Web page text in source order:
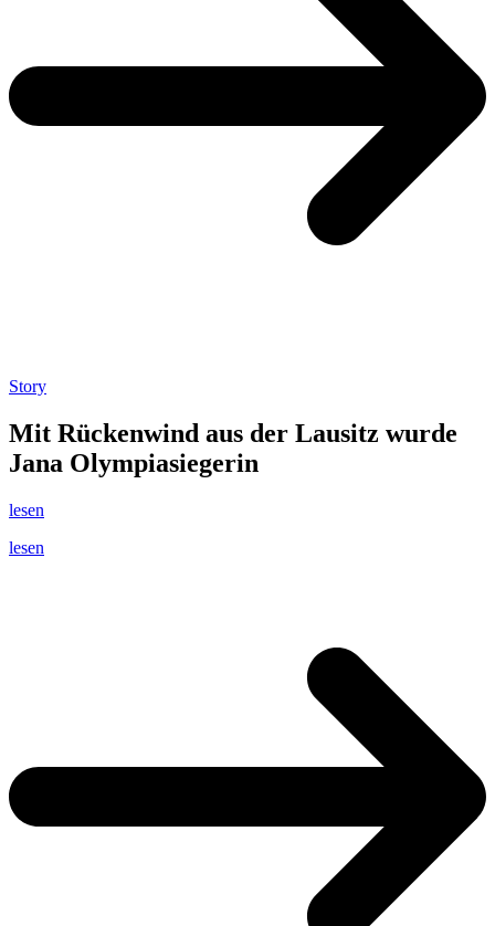
Story
Mit Rückenwind aus der Lausitz wurde
Jana Olympiasiegerin
lesen
lesen